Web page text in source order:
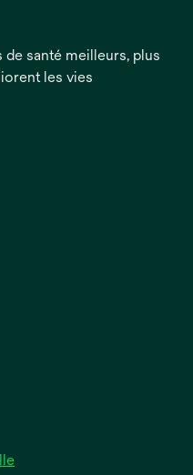
santé meilleurs, plus
les vies
s’ouvre